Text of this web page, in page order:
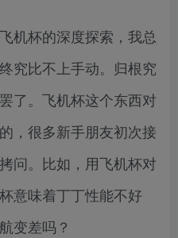
机杯的深度探索，我总
究比不上手动。归根究
了。飞机杯这个东西对
，很多新手朋友初次接
问。比如，用飞机杯对
意味着丁丁性能不好
变差吗？